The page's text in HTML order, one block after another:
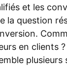
et les
la question
en clients